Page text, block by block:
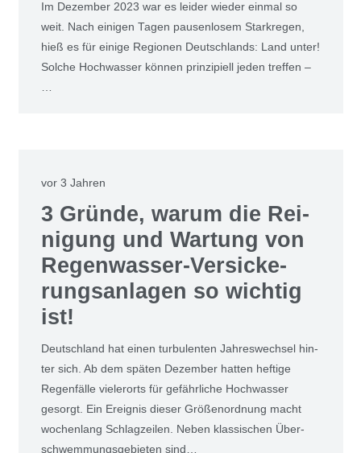
Im Dezem­ber 2023 war es lei­der wie­der ein­mal so
weit. Nach eini­gen Tagen pau­sen­lo­sem Stark­re­gen,
hieß es für eini­ge Regio­nen Deutsch­lands: Land unter!
Sol­che Hoch­was­ser kön­nen prin­zi­pi­ell jeden tref­fen –
…
vor 3 Jahren
3 Grün­de, war­um die Rei­
ni­gung und War­tung von
Regen­was­ser-Ver­si­cke­
rungs­an­la­gen so wich­tig
ist!
Deutsch­land hat einen tur­bu­len­ten Jah­res­wech­sel hin­
ter sich. Ab dem spä­ten Dezem­ber hat­ten hef­ti­ge
Regen­fäl­le vie­ler­orts für gefähr­li­che Hoch­was­ser
gesorgt. Ein Ereig­nis die­ser Grö­ßen­ord­nung macht
wochen­lang Schlag­zei­len. Neben klas­si­schen Über­
schwem­mungs­ge­bie­ten sind…